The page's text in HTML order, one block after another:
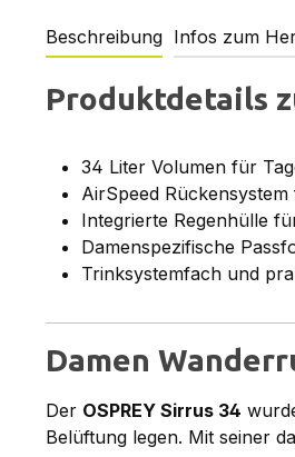
Beschreibung Infos zum
Produktdetails
34 Liter Volumen für
AirSpeed
Integrierte Regenhülle
Damenspezifische
Trinksystemfach und
Damen
Der OSPREY Sirrus 34
Belüftung legen. Mit seiner